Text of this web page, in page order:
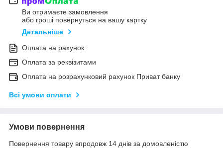
Ви отримаєте замовлення
або гроші повернуться на вашу картку
Детальніше
Оплата на рахунок
Оплата за реквізитами
Оплата на розрахунковий рахунок Приват банку
Всі умови оплати
Умови повернення
Повернення товару впродовж 14 днів за домовленістю